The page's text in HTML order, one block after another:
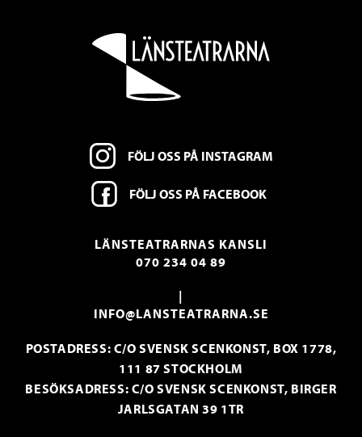
FÖLJ OSS PÅ INSTAGRAM
FÖLJ OSS PÅ FACEBOOK
LÄNSTEATRARNAS KANSLI
070 234 04 89
|
INFO@LANSTEATRARNA.SE
POSTADRESS: C/O SVENSK SCENKONST, BOX 1778,
111 87 STOCKHOLM
BESÖKSADRESS: C/O SVENSK SCENKONST, BIRGER
JARLSGATAN 39 1TR